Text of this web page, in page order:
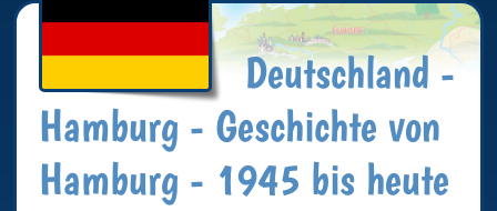
Deutschland -
Hamburg - Geschichte von
Hamburg - 1945 bis heute